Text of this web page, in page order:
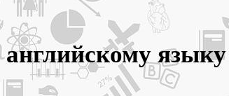
языку